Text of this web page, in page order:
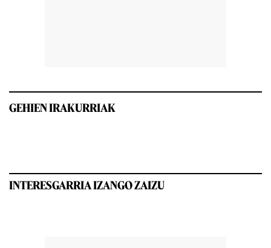
GEHIEN IRAKURRIAK
INTERESGARRIA IZANGO ZAIZU